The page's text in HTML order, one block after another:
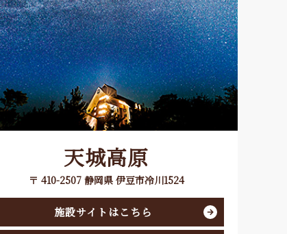
天城高原
〒 410-2507 静岡県 伊豆市冷川1524
施設サイトはこちら